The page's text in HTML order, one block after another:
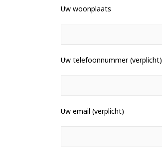
Uw woonplaats
Uw telefoonnummer (verplicht)
Uw email (verplicht)